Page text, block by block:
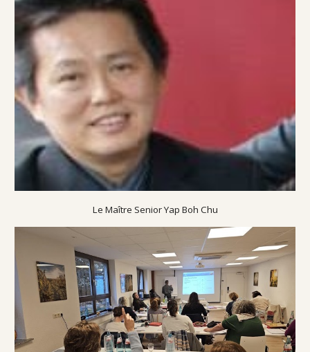
Le Maître Senior Yap Boh Chu